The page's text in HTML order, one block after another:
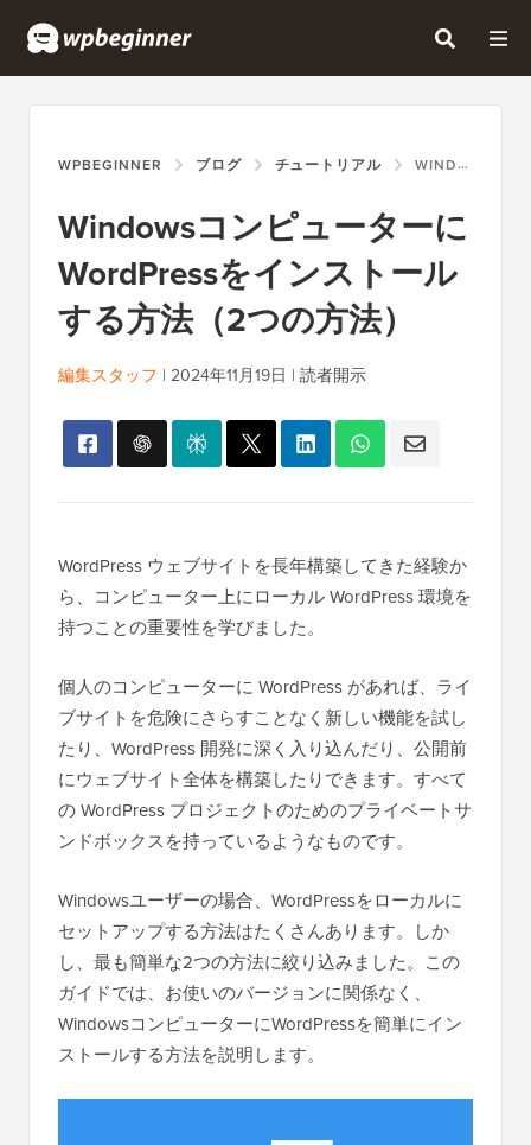
WPBEGINNER ブログ チュートリアル WINDOWSコンピューターにWORDPRESSをインストールする方法（2つの方法）
Windowsコンピューターに
WordPressをインストール
する方法（2つの方法）
編集スタッフ | 2024年11月19日 | 読者開示
WordPress ウェブサイトを長年構築してきた経験か
ら、コンピューター上にローカル WordPress 環境を
持つことの重要性を学びました。
個人のコンピューターに WordPress があれば、ライ
ブサイトを危険にさらすことなく新しい機能を試し
たり、WordPress 開発に深く入り込んだり、公開前
にウェブサイト全体を構築したりできます。すべて
の WordPress プロジェクトのためのプライベートサ
ンドボックスを持っているようなものです。
Windowsユーザーの場合、WordPressをローカルに
セットアップする方法はたくさんあります。しか
し、最も簡単な2つの方法に絞り込みました。この
ガイドでは、お使いのバージョンに関係なく、
WindowsコンピューターにWordPressを簡単にイン
ストールする方法を説明します。